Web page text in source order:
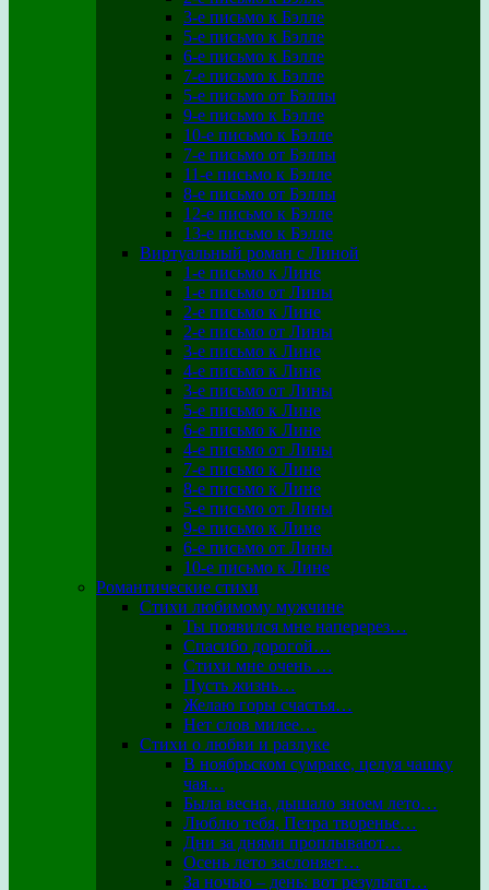
3-е письмо к Бэлле
5-е письмо к Бэлле
6-е письмо к Бэлле
7-е письмо к Бэлле
5-е письмо от Бэллы
9-е письмо к Бэлле
10-е письмо к Бэлле
7-е письмо от Бэллы
11-е письмо к Бэлле
8-е письмо от Бэллы
12-е письмо к Бэлле
13-е письмо к Бэлле
Виртуальный роман с Линой
1-е письмо к Лине
1-е письмо от Лины
2-е письмо к Лине
2-е письмо от Лины
3-е письмо к Лине
4-е письмо к Лине
3-е письмо от Лины
5-е письмо к Лине
6-е письмо к Лине
4-е письмо от Лины
7-е письмо к Лине
8-е письмо к Лине
5-е письмо от Лины
9-е письмо к Лине
6-е письмо от Лины
10-е письмо к Лине
Романтические стихи
Стихи любимому мужчине
Ты появился мне наперерез…
Спасибо дорогой…
Стихи мне очень …
Пусть жизнь…
Желаю горы счастья…
Нет слов милее…
Стихи о любви и разлуке
В ноябрьском сумраке, целуя чашку
чая…
Была весна, дышало зноем лето…
Люблю тебя, Петра творенье…
Дни за днями проплывают…
Осень лето заслоняет…
За ночью – день: вот результат…